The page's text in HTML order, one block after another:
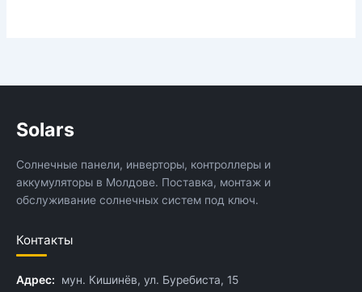
Solars
Солнечные панели, инверторы, контроллеры и
аккумуляторы в Молдове. Поставка, монтаж и
обслуживание солнечных систем под ключ.
Контакты
Адрес: мун. Кишинёв, ул. Буребиста, 15